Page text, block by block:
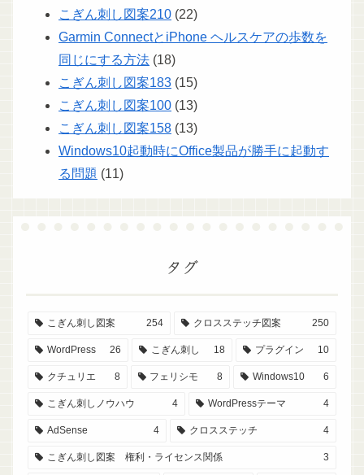
こぎん刺し図案210 (22)
Garmin ConnectとiPhone ヘルスケアの歩数を
同じにする方法 (18)
こぎん刺し図案183 (15)
こぎん刺し図案100 (13)
こぎん刺し図案158 (13)
Windows10起動時にOffice製品が勝手に起動す
る問題 (11)
タグ
こぎん刺し図案 254 クロスステッチ図案 250
WordPress 26 こぎん刺し 18 プラグイン 10
クチュリエ 8 フェリシモ 8 Windows10 6
こぎん刺しノウハウ 4 WordPressテーマ 4
AdSense 4 クロスステッチ 4
こぎん刺し図案 権利・ライセンス関係 3